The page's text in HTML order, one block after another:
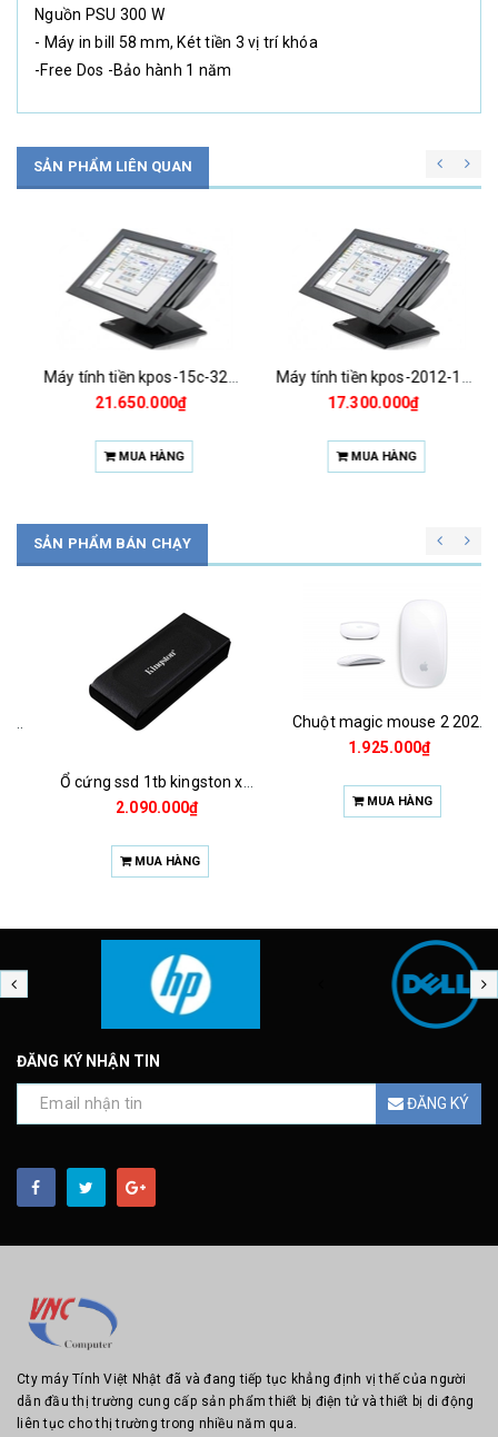
Nguồn PSU 300 W
- Máy in bill 58 mm, Két tiền 3 vị trí khóa
-Free Dos -Bảo hành 1 năm
SẢN PHẨM LIÊN QUAN
Máy tính tiền kpos-15c-3220
21.650.000₫
MUA HÀNG
Máy tính tiền kpos-2012-15-at
17.300.000₫
MUA HÀNG
SẢN PHẨM BÁN CHẠY
Ổ cứng ssd 1tb kingston xs1000 (bảo hành 3 năm)
2.090.000₫
MUA HÀNG
Chuột magic mouse 2 2021 za/a
1.925.000₫
MUA HÀNG
ĐĂNG KÝ NHẬN TIN
ĐĂNG KÝ
Cty máy Tính Việt Nhật đã và đang tiếp tục khẳng định vị thế của người
dẫn đầu thị trường cung cấp sản phẩm thiết bị điện tử và thiết bị di động
liên tục cho thị trường trong nhiều năm qua.